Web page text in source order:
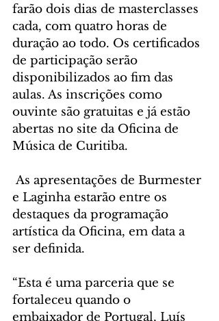
farão dois dias de masterclasses
cada, com quatro horas de
duração ao todo. Os certificados
de participação serão
disponibilizados ao fim das
aulas. As inscrições como
ouvinte são gratuitas e já estão
abertas no site da Oficina de
Música de Curitiba.
e Laginha estarão entre os
destaques da programação
artística da Oficina, em data a
ser definida.
“Esta é uma parceria que se
fortaleceu quando o
embaixador de Portugal, Luís